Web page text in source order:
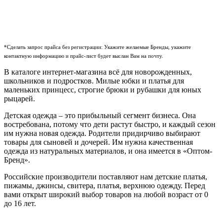
*Сделать запрос прайса без регистрации: Укажите желаемые Бренды, укажите
контактную информацию и прайс-лист будет выслан Вам на почту.
В каталоге интернет-магазина всё для новорожденных,
школьников и подростков. Милые юбки и платья для
маленьких принцесс, строгие брюки и рубашки для юных
рыцарей.
Детская одежда – это прибыльный сегмент бизнеса. Она
востребована, потому что дети растут быстро, и каждый сезон
им нужна новая одежда. Родители придирчиво выбирают
товары для сыновей и дочерей. Им нужна качественная
одежда из натуральных материалов, и она имеется в «Оптом-
Бренд».
Российские производители поставляют нам детские платья,
пижамы, джинсы, свитера, платья, верхнюю одежду. Перед
вами открыт широкий выбор товаров на любой возраст от 0
до 16 лет.